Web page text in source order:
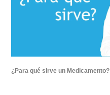
¿Para qué sirve un Medicamento?